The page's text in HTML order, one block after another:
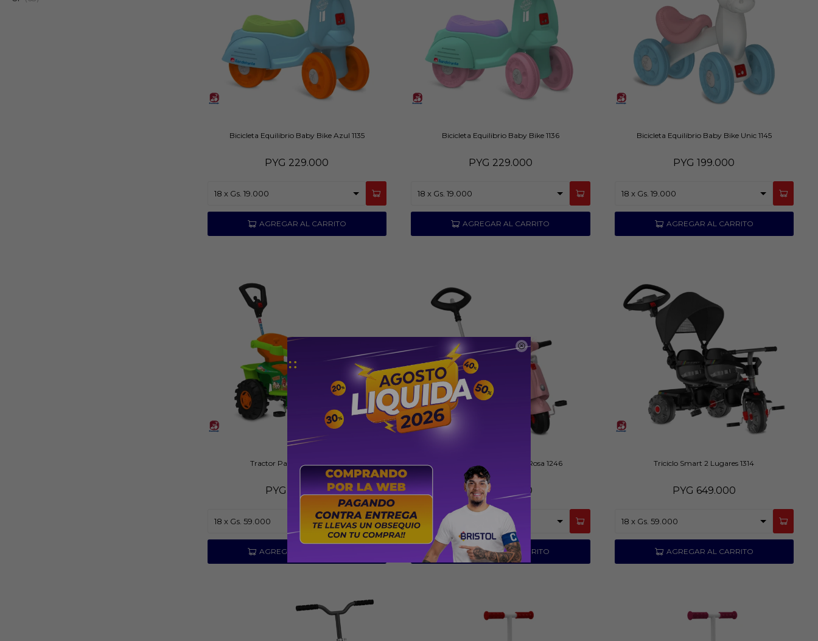

Bicicleta Equilibrio Baby Bike Azul 1135
PYG 229.000
Bicicleta Equilibrio Baby Bike 1136
PYG 229.000
Bicicleta Equilibrio Baby Bike Unic 1145
PYG 199.000
Tractor Paseo y Pedal 1234
PYG 639.000
Triciclo Banderetta Pedal Rosa 1246
PYG 339.000
Triciclo Smart 2 Lugares 1314
PYG 649.000